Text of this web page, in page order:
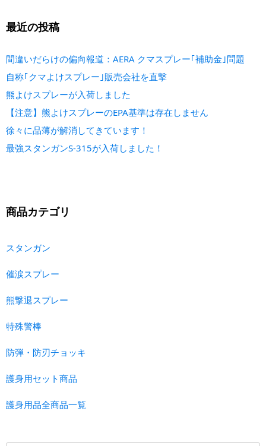
最近の投稿
間違いだらけの偏向報道：AERA クマスプレー｢補助金｣問題
自称｢クマよけスプレー｣販売会社を直撃
熊よけスプレーが入荷しました
【注意】熊よけスプレーのEPA基準は存在しません
徐々に品薄が解消してきています！
最強スタンガンS-315が入荷しました！
商品カテゴリ
スタンガン
催涙スプレー
熊撃退スプレー
特殊警棒
防弾・防刃チョッキ
護身用セット商品
護身用品全商品一覧